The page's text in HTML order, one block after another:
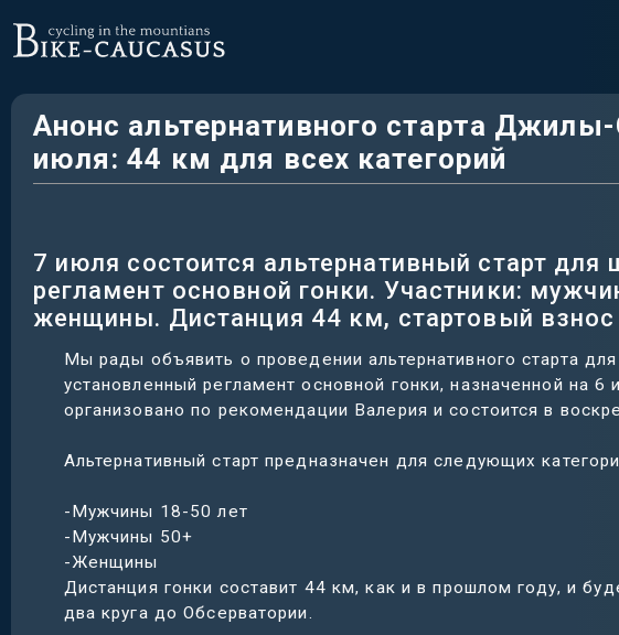
Анонс альтернативного старта
июля: 44 км для всех категорий
7 июля состоится альтернативный старт
регламент основной гонки. Участники:
женщины. Дистанция 44 км, стартовый взнос
Мы рады объявить о проведении альтернативного старта
установленный регламент основной гонки, назначенной на
организовано по рекомендации Валерия и состоится в
Альтернативный старт предназначен для следующих
-Мужчины 18-50 лет
-Мужчины 50+
-Женщины
Дистанция гонки составит 44 км, как и в прошлом году, и
два круга до Обсерватории.